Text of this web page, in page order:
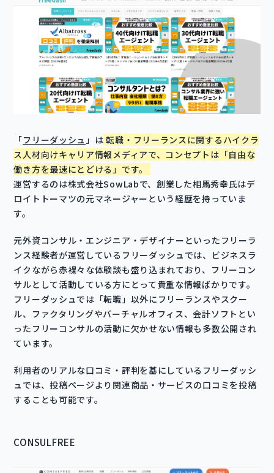
「フリーダッシュ 」は 転職・フリーランスに関するハイクラ
ス人材向けキャリア情報メディアで、コンセプトは「自由な
働き方を最速にとどける」です。
運営するのは株式会社SowLabで、創業した相馬秀幸氏はデ
ロイトトーマツの元マネージャーという経歴を持っていま
す。
元外資コンサル・エンジニア・デザイナーといったフリーラ
ンス経験者が運営しているフリーダッシュでは、ビジネスラ
イクながら赤裸々な体験談も盛り込まれており、フリーコン
サルとして活動している方にとって貴重な情報ばかりです。
フリーダッシュでは「転職」以外にフリーランスやスクー
ル、ファクタリングやバーチャルオフィス、会計ソフトとい
ったフリーコンサルの活動に欠かせない情報も多数公開され
ています。
利用者のリアルな口コミ・評判を基にしているフリーダッシ
ュでは、投稿ページより関連商品・サービスの口コミを投稿
することも可能です。
CONSULFREE